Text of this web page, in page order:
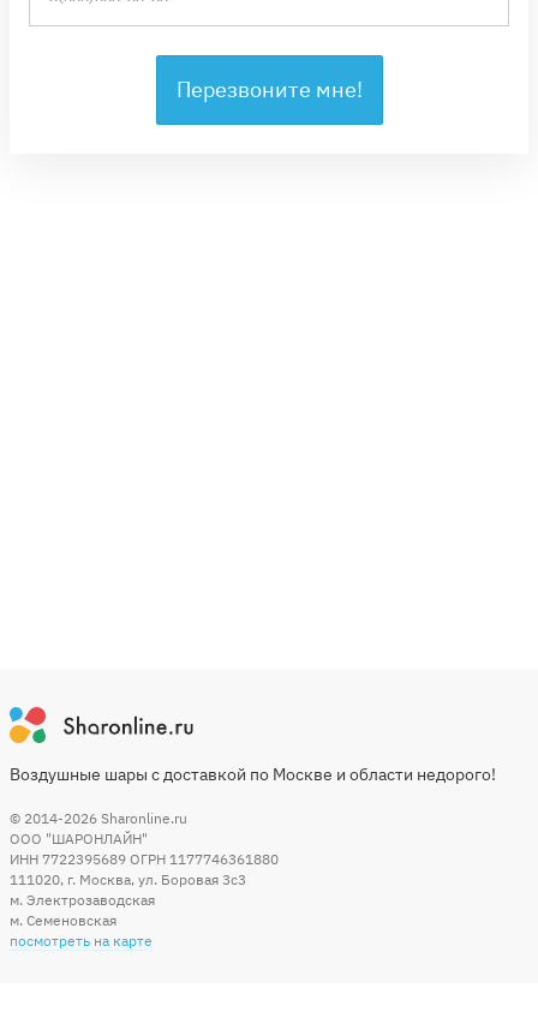
Перезвоните мне!
Воздушные шары с доставкой по Москве и области недорого!
© 2014-2026 Sharonline.ru
ООО "ШАРОНЛАЙН"
ИНН 7722395689 ОГРН 1177746361880
111020, г. Москва, ул. Боровая 3c3
м. Электрозаводская
м. Семеновская
посмотреть на карте